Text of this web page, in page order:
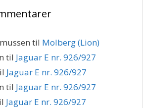
til Molberg (Lion)
til Jaguar E nr. 926/927
Jaguar E nr. 926/927
til Jaguar E nr. 926/927
Jaguar E nr. 926/927